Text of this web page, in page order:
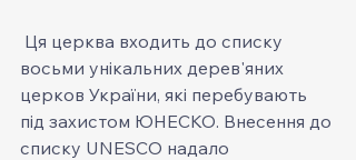
восьми унікальних дерев'яних
церков України, які перебувають
під захистом ЮНЕСКО. Внесення до
списку UNESCO надало